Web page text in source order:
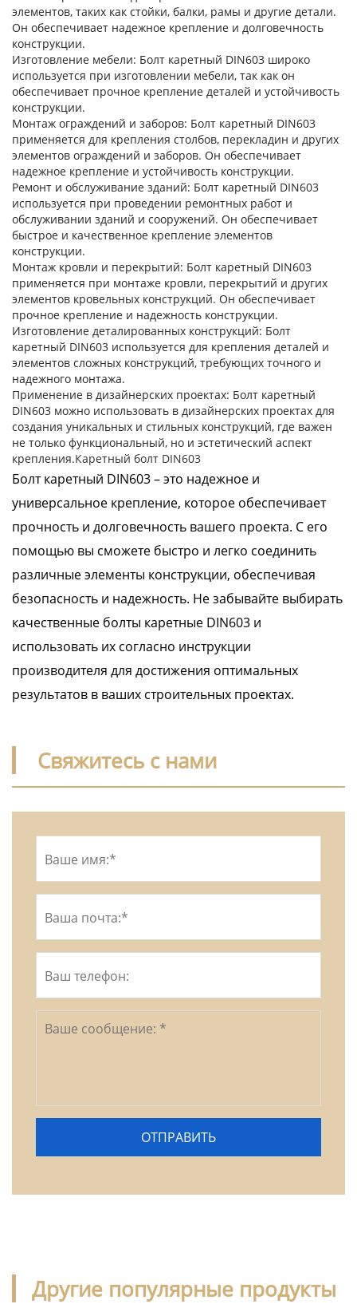
элементов, таких как стойки, балки, рамы и другие детали.
Он обеспечивает надежное крепление и долговечность
конструкции.
Изготовление мебели: Болт каретный DIN603 широко
используется при изготовлении мебели, так как он
обеспечивает прочное крепление деталей и устойчивость
конструкции.
Монтаж ограждений и заборов: Болт каретный DIN603
применяется для крепления столбов, перекладин и других
элементов ограждений и заборов. Он обеспечивает
надежное крепление и устойчивость конструкции.
Ремонт и обслуживание зданий: Болт каретный DIN603
используется при проведении ремонтных работ и
обслуживании зданий и сооружений. Он обеспечивает
быстрое и качественное крепление элементов
конструкции.
Монтаж кровли и перекрытий: Болт каретный DIN603
применяется при монтаже кровли, перекрытий и других
элементов кровельных конструкций. Он обеспечивает
прочное крепление и надежность конструкции.
Изготовление деталированных конструкций: Болт
каретный DIN603 используется для крепления деталей и
элементов сложных конструкций, требующих точного и
надежного монтажа.
Применение в дизайнерских проектах: Болт каретный
DIN603 можно использовать в дизайнерских проектах для
создания уникальных и стильных конструкций, где важен
не только функциональный, но и эстетический аспект
крепления.Каретный болт DIN603
Болт каретный DIN603 – это надежное и
универсальное крепление, которое обеспечивает
прочность и долговечность вашего проекта. С его
помощью вы сможете быстро и легко соединить
различные элементы конструкции, обеспечивая
безопасность и надежность. Не забывайте выбирать
качественные болты каретные DIN603 и
использовать их согласно инструкции
производителя для достижения оптимальных
результатов в ваших строительных проектах.
Свяжитесь с нами
Другие популярные продукты